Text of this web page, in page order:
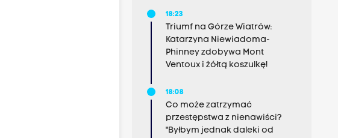
18:23
Triumf na Górze Wiatrów:
Katarzyna Niewiadoma-
Phinney zdobywa Mont
Ventoux i żółtą koszulkę!
18:08
Co może zatrzymać
przestępstwa z nienawiści?
"Byłbym jednak daleki od